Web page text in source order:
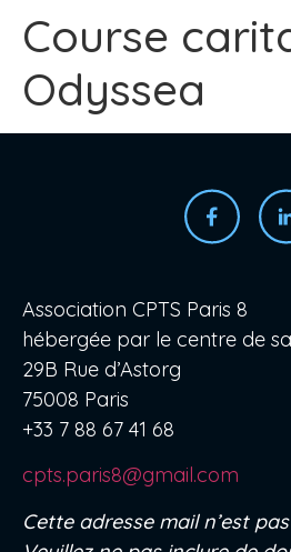
Course
Odyssea
Association CPTS Paris 8
hébergée par le centre de
29B Rue d’Astorg
75008 Paris
+33 7 88 67 41 68
cpts.paris8@gmail.com
Cette adresse mail n’est